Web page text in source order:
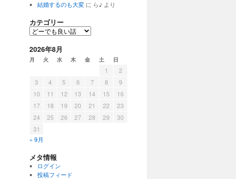
結婚するのも大変に ら♪より
カテゴリー
カ
ゴ
リ
2026年8月
月 火 水 木 金 土 日
1
2
3
4 5 6 7 8
9
10
11 12 13 14 15
16
17
18 19 20 21 22
23
24
25 26 27 28 29
30
31
« 9月
メタ情報
ログイン
投稿フィード